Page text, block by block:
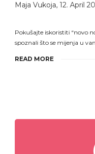
Maja Vukoja, 12. April
Pokušajte iskoristiti “novo
spoznali što se mijenja u
READ MORE